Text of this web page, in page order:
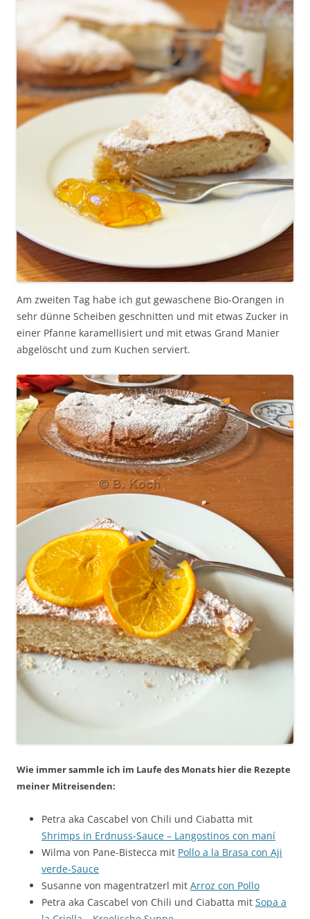
Am zweiten Tag habe ich gut gewaschene Bio-Orangen in
sehr dünne Scheiben geschnitten und mit etwas Zucker in
einer Pfanne karamellisiert und mit etwas Grand Manier
abgelöscht und zum Kuchen serviert.
Wie immer sammle ich im Laufe des Monats hier die Rezepte
meiner Mitreisenden:
Petra aka Cascabel von Chili und Ciabatta mit
Shrimps in Erdnuss-Sauce – Langostinos con maní
Wilma von Pane-Bistecca mit Pollo a la Brasa con Aji
verde-Sauce
Susanne von magentratzerl mit Arroz con Pollo
Petra aka Cascabel von Chili und Ciabatta mit Sopa a